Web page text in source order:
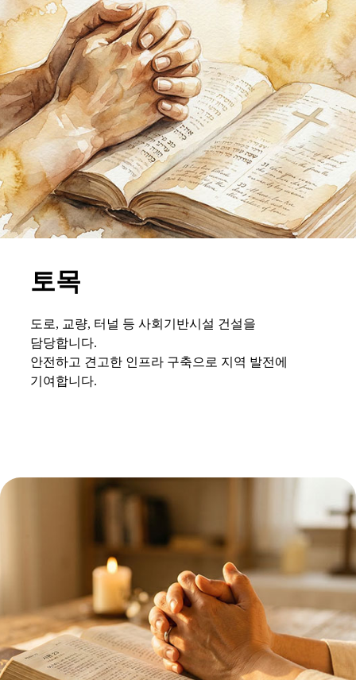
토목
도로, 교량, 터널 등 사회기반시설 건설을
담당합니다.
안전하고 견고한 인프라 구축으로 지역 발전에
기여합니다.